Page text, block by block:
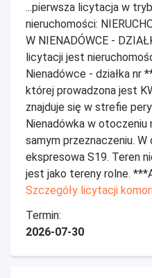
...pierwsza licytacja w
nieruchomości:
W NIENADÓWCE -
licytacji jest
Nienadówce - działka nr
której prowadzona jest
znajduje się w strefie
Nienadówka w otoczeniu
samym przeznaczeniu.
ekspresowa S19. Teren
jest jako tereny rolne.
Szczegóły licytacji
Termin:
2026-07-30